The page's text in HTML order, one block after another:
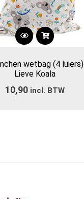
wetbag (4 luiers)
Lieve Koala
10,90 incl. BTW